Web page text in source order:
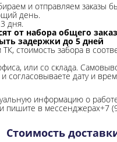
и отправляем заказы
день.
дня.
от набора общего
задержки до 5 дней
стоимость забора в
или со склада.
согласовываете дату и
информацию о
пишите в мессенджерах+7
Стоимость